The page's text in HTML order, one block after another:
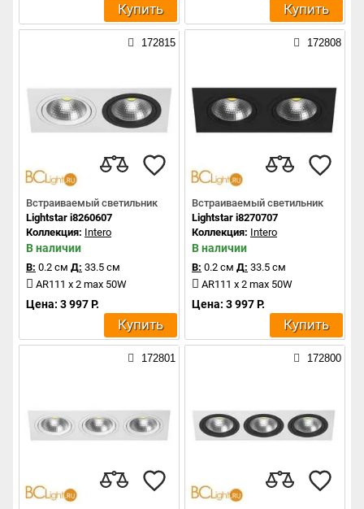
Купить Купить
172815
Встраиваемый светильник
Lightstar i8260607
Коллекция: Intero
В наличии
В: 0.2 см Д: 33.5 см
AR111 x 2 max 50W
Цена: 3 997 Р.
Купить
172808
Встраиваемый светильник
Lightstar i8270707
Коллекция: Intero
В наличии
В: 0.2 см Д: 33.5 см
AR111 x 2 max 50W
Цена: 3 997 Р.
Купить
172801 172800